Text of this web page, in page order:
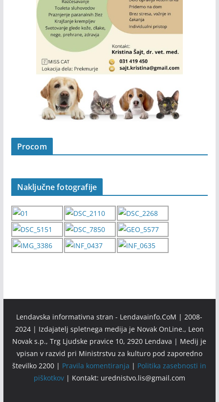
Procom
Naključne fotografije
Lendavska informativna stran - Lendavainfo.CoM | 2008-
2024 | Izdajatelj spletnega medija je Novak OnLine., Leon
Novak s.p., Trg Ljudske pravice 10, 2920 Lendava | Medij je
vpisan v razvid pri Ministrstvu za kulturo pod zaporedno
številko 2200 | Pravila komentiranja | Politika zasebnosti in
piškotkov| Kontakt: urednistvo.lis@gmail.com